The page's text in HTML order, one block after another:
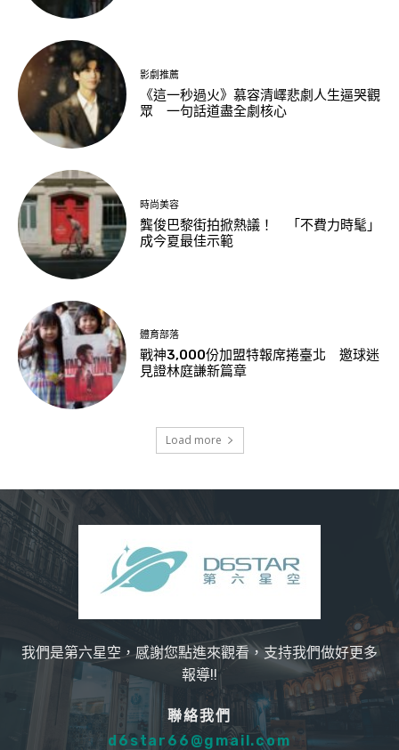
影劇推薦
《這一秒過火》慕容清嶧悲劇人生逼哭觀
眾 一句話道盡全劇核心
時尚美容
龔俊巴黎街拍掀熱議！ 「不費力時髦」
成今夏最佳示範
體育部落
戰神3,000份加盟特報席捲臺北 邀球迷
見證林庭謙新篇章
Load more
我們是第六星空，感謝您點進來觀看，支持我們做好更多
報導!!
聯絡我們
d6star66@gmail.com